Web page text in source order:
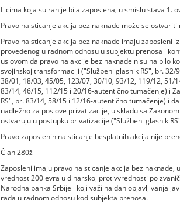
Licima koja su ranije bila zaposlena, u smislu stava 1.
Pravo na sticanje akcija bez naknade može se
Pravo na sticanje akcija bez naknade imaju zaposleni
provedenog u radnom odnosu u subjektu prenosa i
uslovom da pravo na akcije bez naknade nisu na bilo
svojinskoj transformaciji ("Službeni glasnik RS", br.
38/01, 18/03, 45/05, 123/07, 30/10, 93/12, 119/12, 51/
83/14, 46/15, 112/15 i 20/16-autentično tumačenje) i
RS", br. 83/14, 58/15 i 12/16-autentično tumačenje) i
nadležno za poslove privatizacije, u skladu sa
ostvaruju u postupku privatizacije ("Službeni glasnik
Pravo zaposlenih na sticanje besplatnih akcija nije
Član 280ž
Zaposleni imaju pravo na sticanje akcija bez
vrednost 200 evra u dinarskoj protivvrednosti po
Narodna banka Srbije i koji važi na dan objavljivanja
rada u radnom odnosu kod subjekta prenosa.